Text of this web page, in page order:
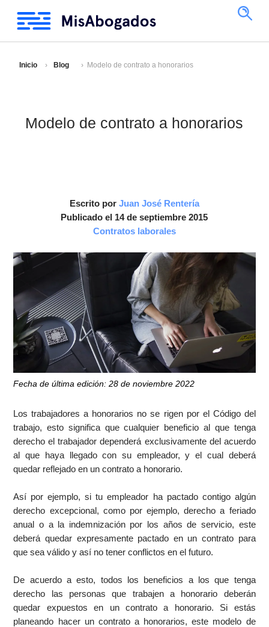
Inicio Blog Modelo de contrato a honorarios
Modelo de contrato a honorarios
Escrito por Juan José Rentería
Publicado el 14 de septiembre 2015
Contratos laborales
Fecha de última edición: 28 de noviembre 2022
Los trabajadores a honorarios no se rigen por el Código del
trabajo, esto significa que cualquier beneficio al que tenga
derecho el trabajador dependerá exclusivamente del acuerdo
al que haya llegado con su empleador, y el cual deberá
quedar reflejado en un contrato a honorario.
Así por ejemplo, si tu empleador ha pactado contigo algún
derecho excepcional, como por ejemplo, derecho a feriado
anual o a la indemnización por los años de servicio, este
deberá quedar expresamente pactado en un contrato para
que sea válido y así no tener conflictos en el futuro.
De acuerdo a esto, todos los beneficios a los que tenga
derecho las personas que trabajen a honorario deberán
quedar expuestos en un contrato a honorario. Si estás
planeando hacer un contrato a honorarios, este modelo de